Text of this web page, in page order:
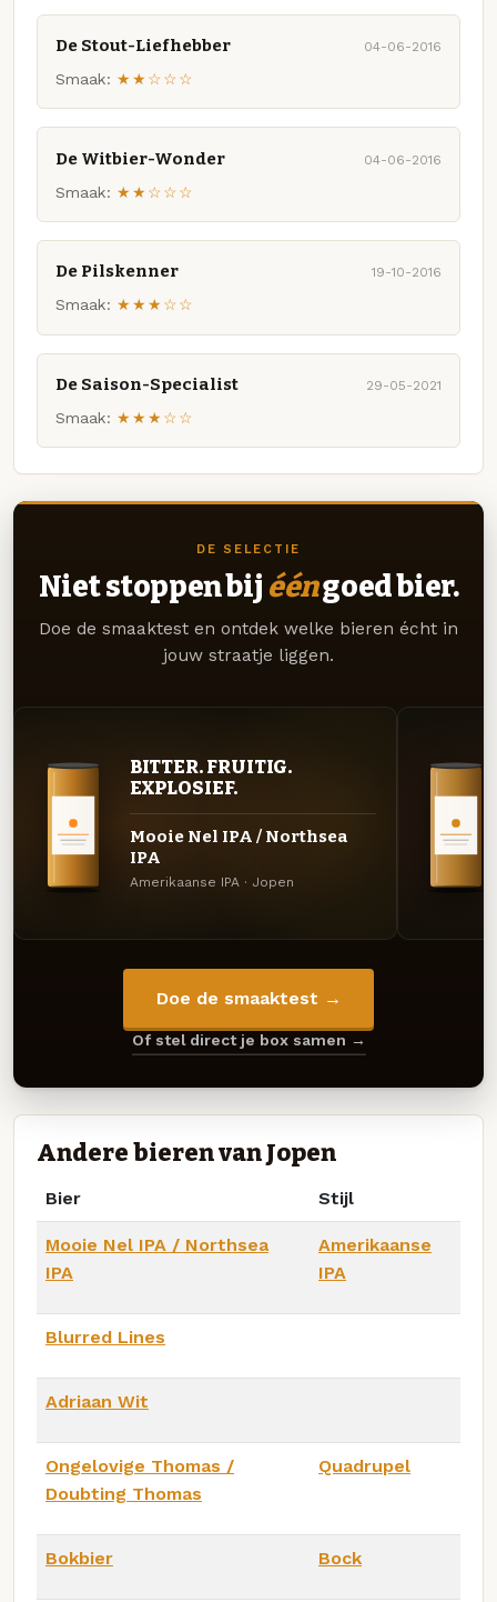
De Stout-Liefhebber 04-06-2016
Smaak: ★★☆☆☆
De Witbier-Wonder 04-06-2016
Smaak: ★★☆☆☆
De Pilskenner 19-10-2016
Smaak: ★★★☆☆
De Saison-Specialist 29-05-2021
Smaak: ★★★☆☆
DE SELECTIE
Niet stoppen bij ééngoed bier.
Doe de smaaktest en ontdek welke bieren écht in
jouw straatje liggen.
BITTER. FRUITIG.
EXPLOSIEF.
Mooie Nel IPA / Northsea
IPA
Amerikaanse IPA · Jopen
Doe de smaaktest →
Of stel direct je box samen →
Andere bieren van Jopen
Bier Stijl
Mooie Nel IPA / Northsea
IPA
Amerikaanse
IPA
Blurred Lines
Adriaan Wit
Ongelovige Thomas /
Doubting Thomas
Quadrupel
Bokbier Bock